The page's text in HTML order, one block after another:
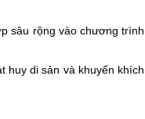
sâu rộng vào chương trình
huy di sản và khuyến khích